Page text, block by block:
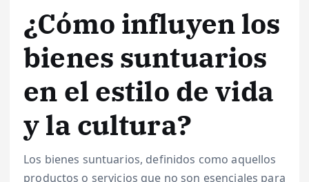
¿Cómo influyen los
bienes suntuarios
en el estilo de vida
y la cultura?
Los bienes suntuarios, definidos como aquellos
productos o servicios que no son esenciales para